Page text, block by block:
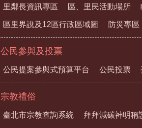
里鄰長資訊專區 區、里民活動場所
區里界說及12區行政區域圖 防災專區
公民參與及投票
公民提案參與式預算平台 公民投票
宗教禮俗
臺北市宗教查詢系統 拜拜減碳神明稱